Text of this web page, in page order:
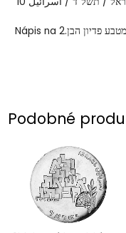
מטבע פדיון הבן
Podobné